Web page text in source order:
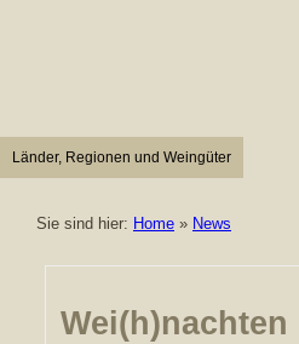
Länder, Regionen und Weingüter
Sie sind hier: Home » News
Wei(h)nachten